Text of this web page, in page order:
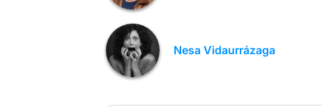
Nesa Vidaurrázaga